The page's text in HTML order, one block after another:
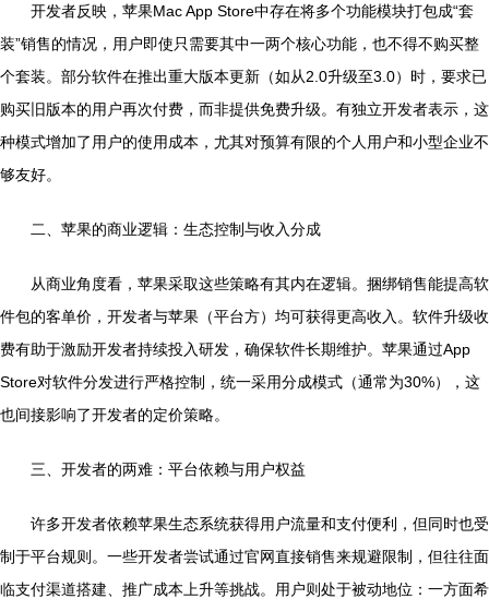
开发者反映，苹果Mac App Store中存在将多个功能模块打包成“套
装”销售的情况，用户即使只需要其中一两个核心功能，也不得不购买整
个套装。部分软件在推出重大版本更新（如从2.0升级至3.0）时，要求已
购买旧版本的用户再次付费，而非提供免费升级。有独立开发者表示，这
种模式增加了用户的使用成本，尤其对预算有限的个人用户和小型企业不
够友好。
二、苹果的商业逻辑：生态控制与收入分成
从商业角度看，苹果采取这些策略有其内在逻辑。捆绑销售能提高软
件包的客单价，开发者与苹果（平台方）均可获得更高收入。软件升级收
费有助于激励开发者持续投入研发，确保软件长期维护。苹果通过App
Store对软件分发进行严格控制，统一采用分成模式（通常为30%），这
也间接影响了开发者的定价策略。
三、开发者的两难：平台依赖与用户权益
许多开发者依赖苹果生态系统获得用户流量和支付便利，但同时也受
制于平台规则。一些开发者尝试通过官网直接销售来规避限制，但往往面
临支付渠道搭建、推广成本上升等挑战。用户则处于被动地位：一方面希